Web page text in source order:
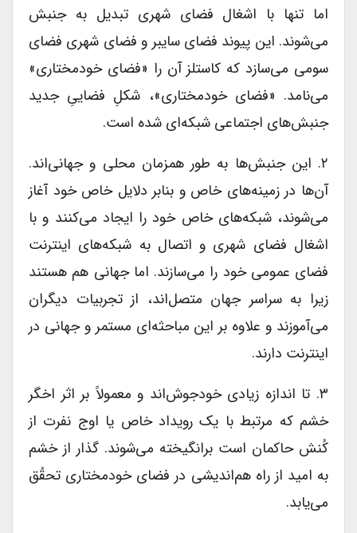
اما تنها با اشغال فضای شهری تبدیل به جنبش
می‌شوند. این پیوند فضای سایبر و فضای شهری فضای
سومی می‌سازد که کاستلز آن را «فضای خود‌مختاری»
می‌نامد. «فضای خود‌مختاری»، شکلِ فضاییِ جدید
جنبش‌های اجتماعی شبکه‌ای شده است.
۲. این جنبش‌ها به طور همزمان محلی و جهانی‌اند.
آن‌ها در زمینه‌های خاص و بنابر دلایل خاص خود آغاز
می‌شوند، شبکه‌های خاص خود را ایجاد می‌کنند و با
اشغال فضای شهری و اتصال به شبکه‌های اینترنت
فضای عمومی خود را می‌سازند. اما جهانی هم هستند
زیرا به سراسر جهان متصل‌اند، از تجربیات دیگران
می‌آموزند و علاوه بر این مباحثه‌ای مستمر و جهانی در
اینترنت دارند.
۳. تا اندازه زیادی خودجوش‌اند و معمولاً بر اثر اخگر
خشم که مرتبط با یک رویداد خاص یا اوج نفرت از
کُنش حاکمان است برانگیخته می‌شوند. گذار از خشم
به امید از راه هم‌اندیشی در فضای خود‌مختاری تحقُق
می‌یابد.